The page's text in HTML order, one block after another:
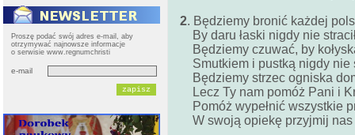
Proszę podać swój adres e-mail, aby
otrzymywać najnowsze informacje
o serwisie www.regnumchristi
e-mail
2. Będziemy bronić każdej
By daru łaski nigdy nie
Będziemy czuwać, by
Smutkiem i pustką nigdy nie
Będziemy strzec ogniska
Lecz Ty nam pomóż Pani i
Pomóż wypełnić wszystkie
W swoją opiekę przyjmij nas